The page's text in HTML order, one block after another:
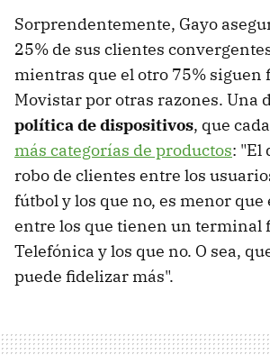
Sorprendentemente, Gayo
25% de sus clientes
mientras que el otro 75% siguen
Movistar por otras razones. Una
política de dispositivos, que
más categorías de productos: "El
robo de clientes entre los
fútbol y los que no, es menor que
entre los que tienen un terminal
Telefónica y los que no. O sea,
puede fidelizar más".